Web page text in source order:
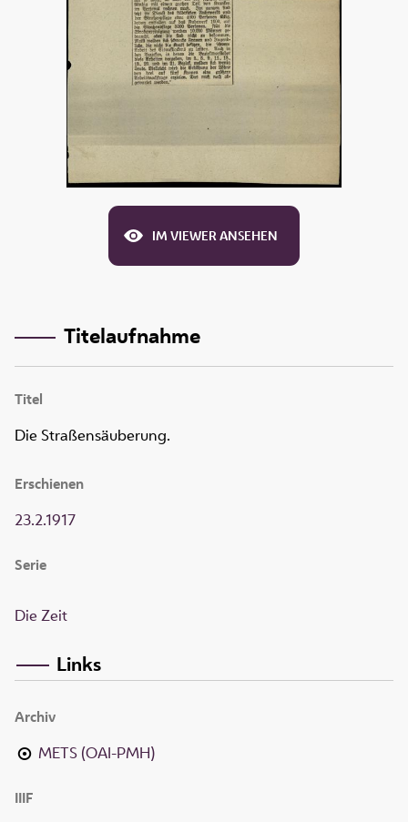
IM VIEWER ANSEHEN
Titelaufnahme
Titel
Die Straßensäuberung.
Erschienen
23.2.1917
Serie
Die Zeit
Links
Archiv
METS (OAI-PMH)
IIIF